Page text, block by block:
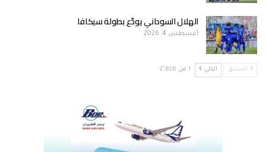
الهلال السوداني يودّع بطولة سيكافا
أغسطس 4, 2026
السابق التالي 1 من 2٬826